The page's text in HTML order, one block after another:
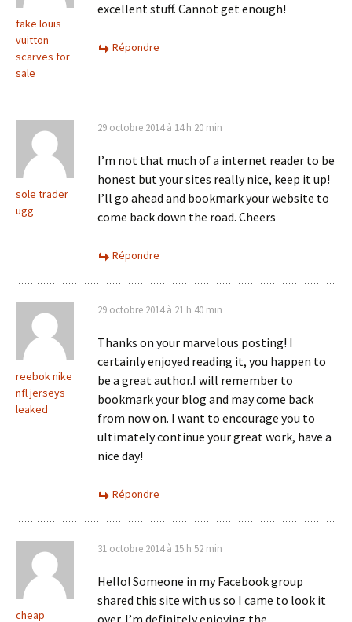
fake louis
vuitton
scarves for
sale
excellent stuff. Cannot get enough!
Répondre
sole trader
ugg
29 octobre 2014 à 14 h 20 min
I’m not that much of a internet reader to be
honest but your sites really nice, keep it up!
I’ll go ahead and bookmark your website to
come back down the road. Cheers
Répondre
reebok nike
nfl jerseys
leaked
29 octobre 2014 à 21 h 40 min
Thanks on your marvelous posting! I
certainly enjoyed reading it, you happen to
be a great author.I will remember to
bookmark your blog and may come back
from now on. I want to encourage you to
ultimately continue your great work, have a
nice day!
Répondre
cheap
31 octobre 2014 à 15 h 52 min
Hello! Someone in my Facebook group
shared this site with us so I came to look it
over. I’m definitely enjoying the